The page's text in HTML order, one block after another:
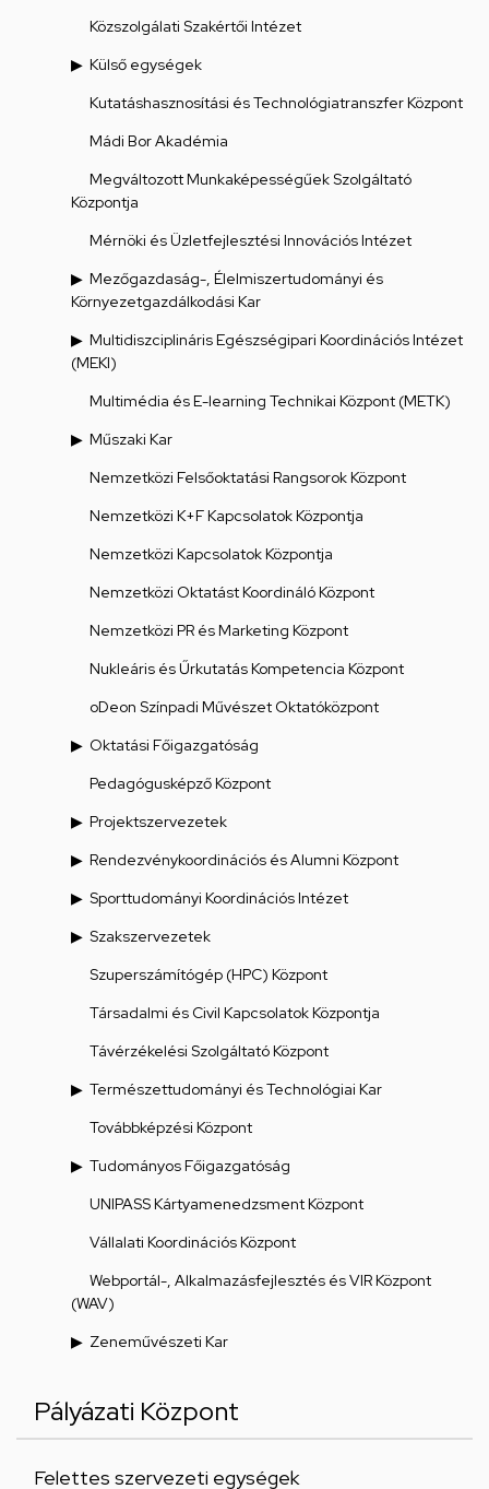
Közszolgálati Szakértői Intézet
Külső egységek
Kutatáshasznosítási és Technológiatranszfer Központ
Mádi Bor Akadémia
Megváltozott Munkaképességűek Szolgáltató
Központja
Mérnöki és Üzletfejlesztési Innovációs Intézet
Mezőgazdaság-, Élelmiszertudományi és
Környezetgazdálkodási Kar
Multidiszciplináris Egészségipari Koordinációs Intézet
(MEKI)
Multimédia és E-learning Technikai Központ (METK)
Műszaki Kar
Nemzetközi Felsőoktatási Rangsorok Központ
Nemzetközi K+F Kapcsolatok Központja
Nemzetközi Kapcsolatok Központja
Nemzetközi Oktatást Koordináló Központ
Nemzetközi PR és Marketing Központ
Nukleáris és Űrkutatás Kompetencia Központ
oDeon Színpadi Művészet Oktatóközpont
Oktatási Főigazgatóság
Pedagógusképző Központ
Projektszervezetek
Rendezvénykoordinációs és Alumni Központ
Sporttudományi Koordinációs Intézet
Szakszervezetek
Szuperszámítógép (HPC) Központ
Társadalmi és Civil Kapcsolatok Központja
Távérzékelési Szolgáltató Központ
Természettudományi és Technológiai Kar
Továbbképzési Központ
Tudományos Főigazgatóság
UNIPASS Kártyamenedzsment Központ
Vállalati Koordinációs Központ
Webportál-, Alkalmazásfejlesztés és VIR Központ
(WAV)
Zeneművészeti Kar
Pályázati Központ
Felettes szervezeti egységek